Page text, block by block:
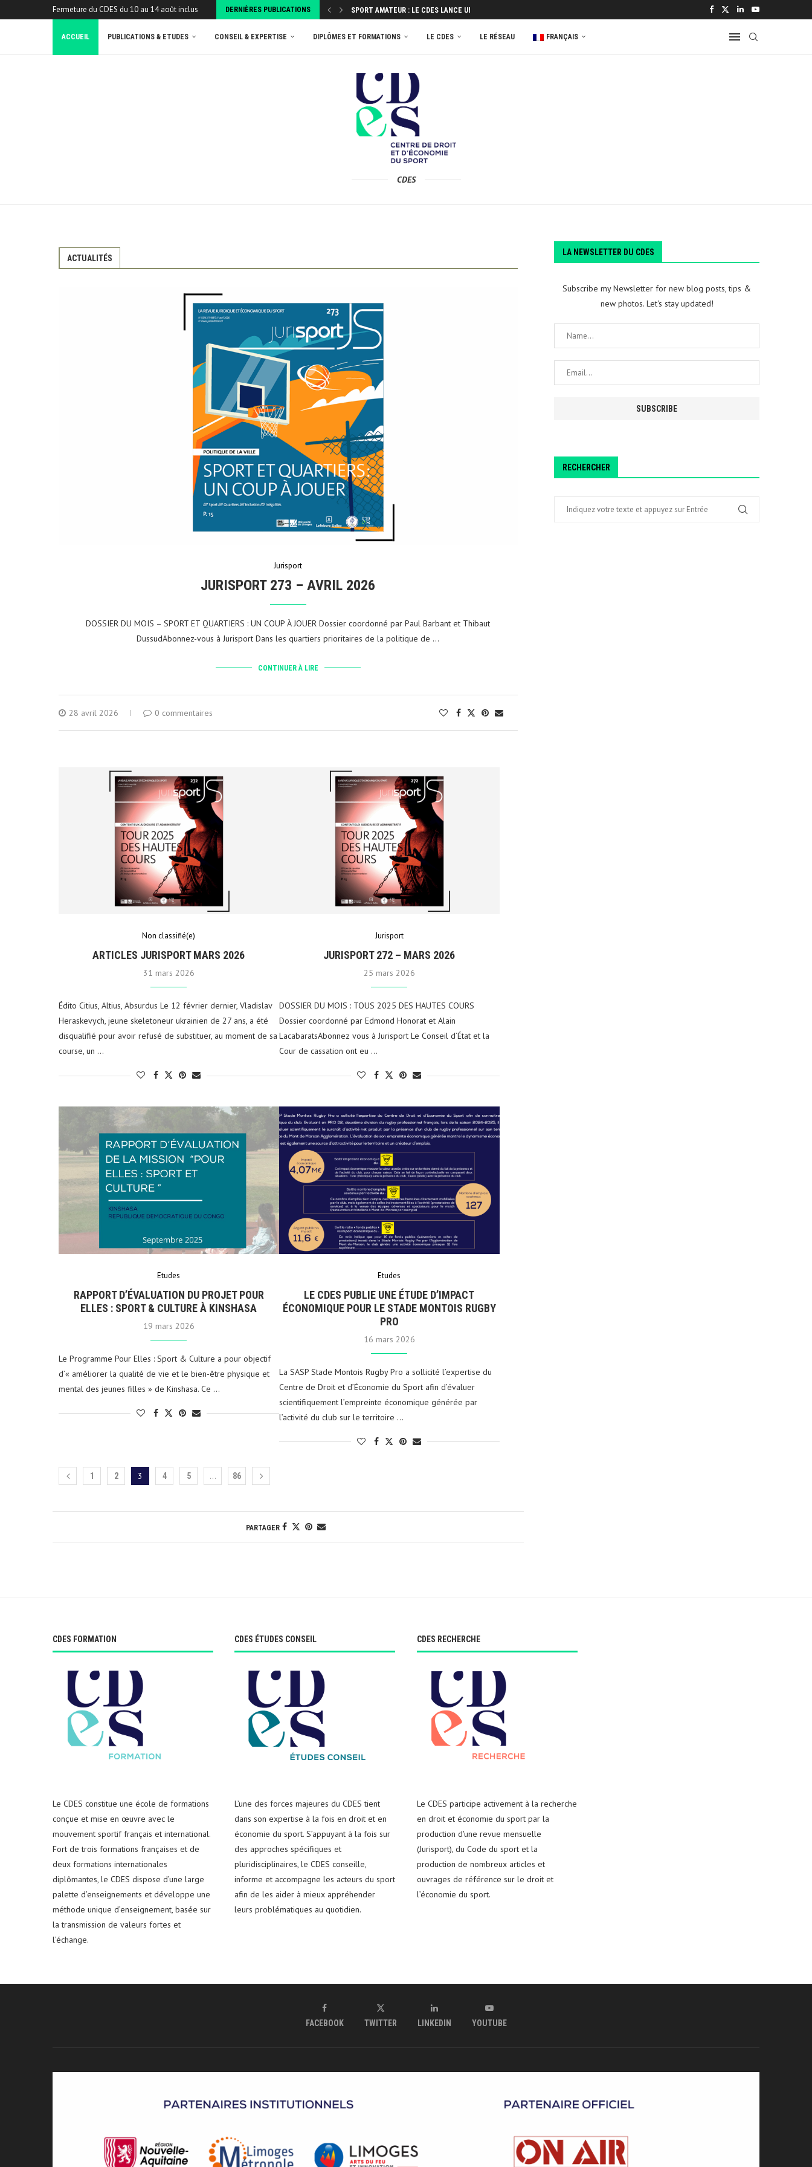
Fermeture du CDES du 10 au 14 août inclus DERNIÈRES PUBLICATIONS SPORT AMATEUR : LE CDES LANCE UNE ENQUÊTE...
ACCUEIL
PUBLICATIONS & ETUDES CONSEIL & EXPERTISE DIPLÔMES ET FORMATIONS LE CDES LE RÉSEAU FRANÇAIS
CDES
ACTUALITÉS
Jurisport
JURISPORT 273 – AVRIL 2026
DOSSIER DU MOIS – SPORT ET QUARTIERS : UN COUP À JOUER Dossier coordonné par Paul Barbant et Thibaut
DussudAbonnez-vous à Jurisport Dans les quartiers prioritaires de la politique de …
CONTINUER À LIRE
28 avril 2026 0 commentaires
Non classifié(e)
ARTICLES JURISPORT MARS 2026
31 mars 2026
Édito Citius, Altius, Absurdus Le 12 février dernier, Vladislav
Heraskevych, jeune skeletoneur ukrainien de 27 ans, a été
disqualifié pour avoir refusé de substituer, au moment de sa
course, un …
Jurisport
JURISPORT 272 – MARS 2026
25 mars 2026
DOSSIER DU MOIS : TOUS 2025 DES HAUTES COURS
Dossier coordonné par Edmond Honorat et Alain
LacabaratsAbonnez vous à Jurisport Le Conseil d’État et la
Cour de cassation ont eu …
Etudes
RAPPORT D’ÉVALUATION DU PROJET POUR
ELLES : SPORT & CULTURE À KINSHASA
19 mars 2026
Le Programme Pour Elles : Sport & Culture a pour objectif
d’« améliorer la qualité de vie et le bien-être physique et
mental des jeunes filles » de Kinshasa. Ce …
Etudes
LE CDES PUBLIE UNE ÉTUDE D’IMPACT
ÉCONOMIQUE POUR LE STADE MONTOIS RUGBY
PRO
16 mars 2026
La SASP Stade Montois Rugby Pro a sollicité l’expertise du
Centre de Droit et d’Économie du Sport afin d’évaluer
scientifiquement l’empreinte économique générée par
l’activité du club sur le territoire …
1 2 3 4 5 … 86
PARTAGER
LA NEWSLETTER DU CDES
Subscribe my Newsletter for new blog posts, tips &
new photos. Let's stay updated!
RECHERCHER
CDES FORMATION
Le CDES constitue une école de formations
conçue et mise en œuvre avec le
mouvement sportif français et international.
Fort de trois formations françaises et de
deux formations internationales
diplômantes, le CDES dispose d’une large
palette d’enseignements et développe une
méthode unique d’enseignement, basée sur
la transmission de valeurs fortes et
l’échange.
CDES ÉTUDES CONSEIL
L’une des forces majeures du CDES tient
dans son expertise à la fois en droit et en
économie du sport. S’appuyant à la fois sur
des approches spécifiques et
pluridisciplinaires, le CDES conseille,
informe et accompagne les acteurs du sport
afin de les aider à mieux appréhender
leurs problématiques au quotidien.
CDES RECHERCHE
Le CDES participe activement à la recherche
en droit et économie du sport par la
production d'une revue mensuelle
(Jurisport), du Code du sport et la
production de nombreux articles et
ouvrages de référence sur le droit et
l’économie du sport.
FACEBOOK TWITTER LINKEDIN YOUTUBE